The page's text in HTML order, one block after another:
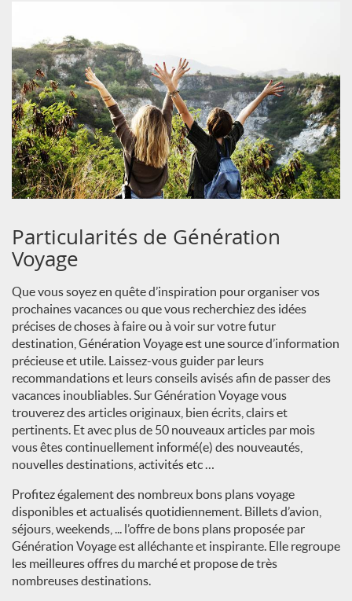
Particularités de Génération
Voyage
Que vous soyez en quête d’inspiration pour organiser vos
prochaines vacances ou que vous recherchiez des idées
précises de choses à faire ou à voir sur votre futur
destination, Génération Voyage est une source d’information
précieuse et utile. Laissez-vous guider par leurs
recommandations et leurs conseils avisés afin de passer des
vacances inoubliables. Sur Génération Voyage vous
trouverez des articles originaux, bien écrits, clairs et
pertinents. Et avec plus de 50 nouveaux articles par mois
vous êtes continuellement informé(e) des nouveautés,
nouvelles destinations, activités etc …
Profitez également des nombreux bons plans voyage
disponibles et actualisés quotidiennement. Billets d’avion,
séjours, weekends, ... l’offre de bons plans proposée par
Génération Voyage est alléchante et inspirante. Elle regroupe
les meilleures offres du marché et propose de très
nombreuses destinations.